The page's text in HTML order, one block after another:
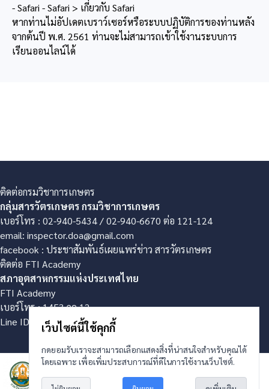
- Safari - Safari > เกี่ยวกับ Safari
หากท่านไม่อัปเดตเบราว์เซอร์หรือระบบปฏิบัติการของท่านหลัง
จากต้นปี พ.ศ. 2561 ท่านจะไม่สามารถเข้าใช้งานระบบการ
เรียนออนไลน์ได้
เว็บไซต์นี้ใช้คุกกี้
กดยอมรับเราจะสามารถเลือกแสดงสิ่งที่น่าสนใจสำหรับคุณได้
โดยเฉพาะ เพื่อเพิ่มประสบการณ์ที่ดีในการใช้งานเว็บไซต์.
ติดต่อกรมวิชาการเกษตร
กลุ่มสารวัตรเกษตร กรมวิชาการเกษตร
เบอร์โทร : 02-940-5434 / 02-940-6670 ต่อ 121-124
email: inspector.doa@gmail.com
facebook : ประชาสัมพันธ์เผยแพร่ข่าว สารวัตรเกษตร
ติดต่อ FTI Academy
สภาอุตสาหกรรมแห่งประเทศไทย
FTI Academy
เบอร์โทร : 1453 กด 12
Line ID : @doacer